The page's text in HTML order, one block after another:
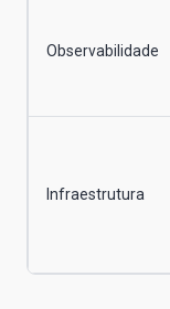
Observabilidade
Infraestrutura